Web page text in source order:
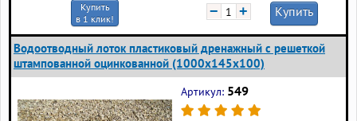
Купить
в 1 клик!
− + Купить
Водоотводный лоток пластиковый дренажный с решеткой
штампованной оцинкованной (1000x145x100)
Артикул: 549